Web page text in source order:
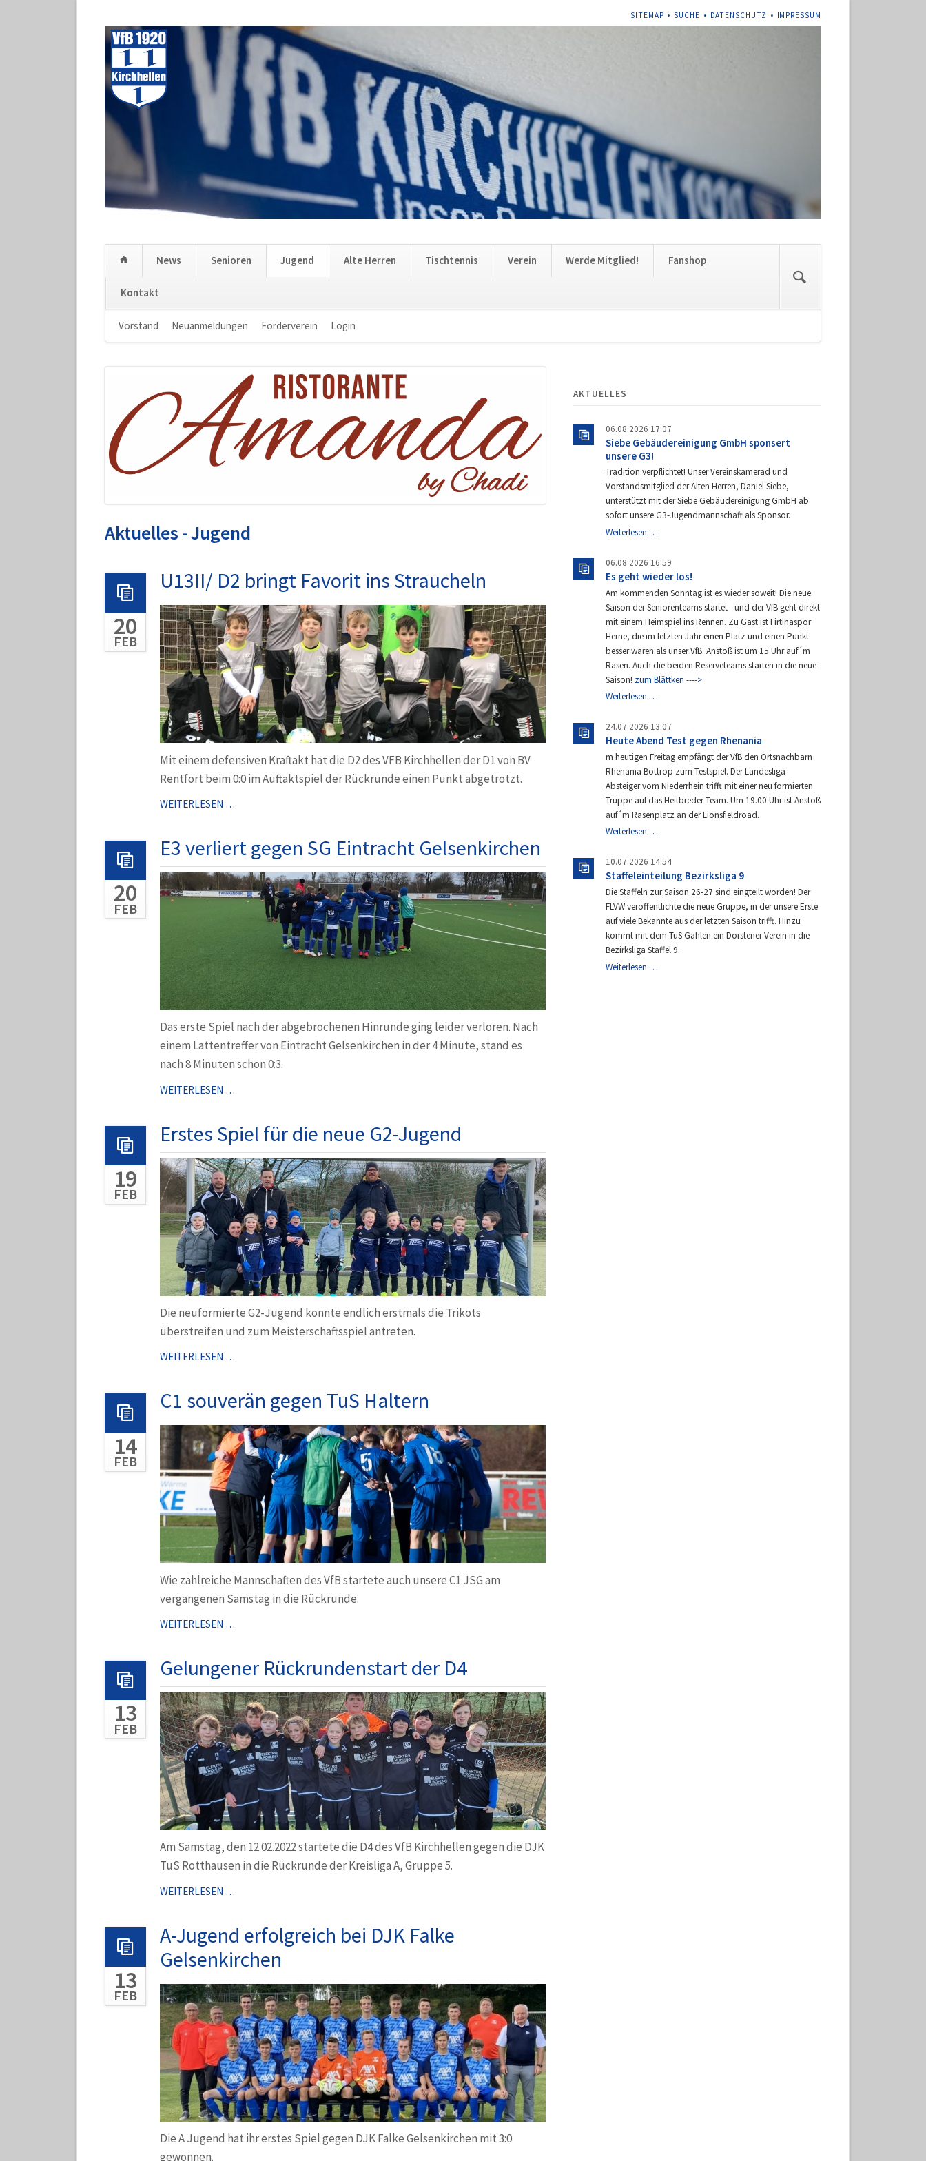
NAVIGATION
ÜBERSPRINGEN
SITEMAP SUCHE DATENSCHUTZ IMPRESSUM
überspringen
News Senioren Jugend Alte Herren Tischtennis Verein Werde Mitglied! Fanshop
Kontakt
überspringen
Vorstand Neuanmeldungen Förderverein Login
Aktuelles - Jugend
U13II/ D2 bringt Favorit ins Straucheln
20
FEB
Mit einem defensiven Kraftakt hat die D2 des VFB Kirchhellen der D1 von BV
Rentfort beim 0:0 im Auftaktspiel der Rückrunde einen Punkt abgetrotzt.
WEITERLESEN …
FAVORIT
INS
STRAUCHELN
E3 verliert gegen SG Eintracht Gelsenkirchen
20
FEB
Das erste Spiel nach der abgebrochenen Hinrunde ging leider verloren. Nach
einem Lattentreffer von Eintracht Gelsenkirchen in der 4 Minute, stand es
nach 8 Minuten schon 0:3.
WEITERLESEN …
SG
EINTRACHT
GELSENKIRCHEN
Erstes Spiel für die neue G2-Jugend
19
FEB
Die neuformierte G2-Jugend konnte endlich erstmals die Trikots
überstreifen und zum Meisterschaftsspiel antreten.
WEITERLESEN …
DIE
NEUE
G2-
JUGEND
C1 souverän gegen TuS Haltern
14
FEB
Wie zahlreiche Mannschaften des VfB startete auch unsere C1 JSG am
vergangenen Samstag in die Rückrunde.
WEITERLESEN …
TUS
HALTERN
Gelungener Rückrundenstart der D4
13
FEB
Am Samstag, den 12.02.2022 startete die D4 des VfB Kirchhellen gegen die DJK
TuS Rotthausen in die Rückrunde der Kreisliga A, Gruppe 5.
WEITERLESEN …
D4
A-Jugend erfolgreich bei DJK Falke
Gelsenkirchen
13
FEB
Die A Jugend hat ihr erstes Spiel gegen DJK Falke Gelsenkirchen mit 3:0
gewonnen.
AKTUELLES
06.08.2026 17:07
Siebe Gebäudereinigung GmbH sponsert
unsere G3!
Tradition verpflichtet! Unser Vereinskamerad und
Vorstandsmitglied der Alten Herren, Daniel Siebe,
unterstützt mit der Siebe Gebäudereinigung GmbH ab
sofort unsere G3-Jugendmannschaft als Sponsor.
Weiterlesen …
GmbH
sponsert
unsere
G3!
06.08.2026 16:59
Es geht wieder los!
Am kommenden Sonntag ist es wieder soweit! Die neue
Saison der Seniorenteams startet - und der VfB geht direkt
mit einem Heimspiel ins Rennen. Zu Gast ist Firtinaspor
Herne, die im letzten Jahr einen Platz und einen Punkt
besser waren als unser VfB. Anstoß ist um 15 Uhr auf´m
Rasen. Auch die beiden Reserveteams starten in die neue
Saison! zum Blättken ---->
Weiterlesen …
wieder
los!
24.07.2026 13:07
Heute Abend Test gegen Rhenania
m heutigen Freitag empfängt der VfB den Ortsnachbarn
Rhenania Bottrop zum Testspiel. Der Landesliga
Absteiger vom Niederrhein trifft mit einer neu formierten
Truppe auf das Heitbreder-Team. Um 19.00 Uhr ist Anstoß
auf´m Rasenplatz an der Lionsfieldroad.
Weiterlesen …
Test
gegen
Rhenania
10.07.2026 14:54
Staffeleinteilung Bezirksliga 9
Die Staffeln zur Saison 26-27 sind eingteilt worden! Der
FLVW veröffentlichte die neue Gruppe, in der unsere Erste
auf viele Bekannte aus der letzten Saison trifft. Hinzu
kommt mit dem TuS Gahlen ein Dorstener Verein in die
Bezirksliga Staffel 9.
Weiterlesen …